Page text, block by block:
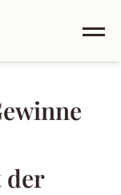
der